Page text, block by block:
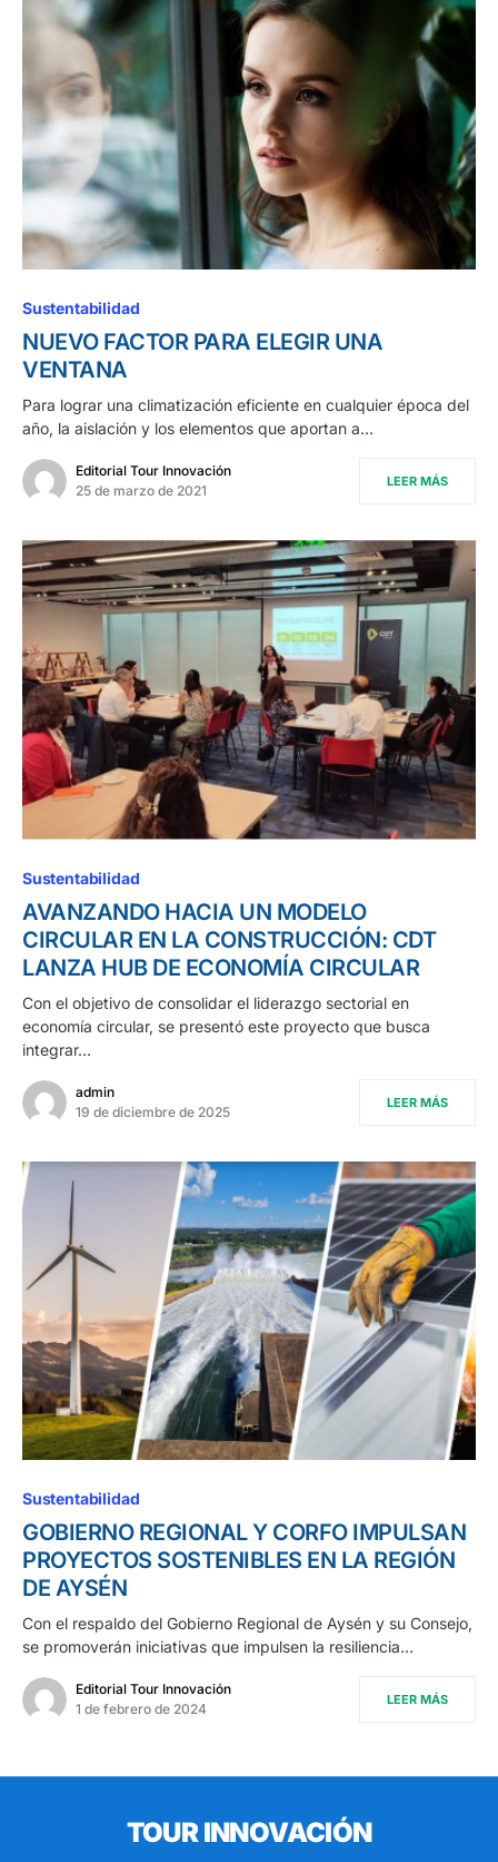
Sustentabilidad
NUEVO FACTOR PARA ELEGIR UNA
VENTANA
Para lograr una climatización eficiente en cualquier época del
año, la aislación y los elementos que aportan a…
Editorial Tour Innovación
25 de marzo de 2021
LEER MÁS
Sustentabilidad
AVANZANDO HACIA UN MODELO
CIRCULAR EN LA CONSTRUCCIÓN: CDT
LANZA HUB DE ECONOMÍA CIRCULAR
Con el objetivo de consolidar el liderazgo sectorial en
economía circular, se presentó este proyecto que busca
integrar…
admin
19 de diciembre de 2025
LEER MÁS
Sustentabilidad
GOBIERNO REGIONAL Y CORFO IMPULSAN
PROYECTOS SOSTENIBLES EN LA REGIÓN
DE AYSÉN
Con el respaldo del Gobierno Regional de Aysén y su Consejo,
se promoverán iniciativas que impulsen la resiliencia…
Editorial Tour Innovación
1 de febrero de 2024
LEER MÁS
TOUR INNOVACIÓN